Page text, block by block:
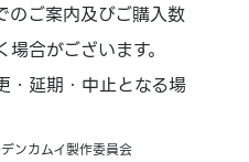
のご案内及びご購入数
合がございます。
・延期・中止となる場
ンカムイ製作委員会